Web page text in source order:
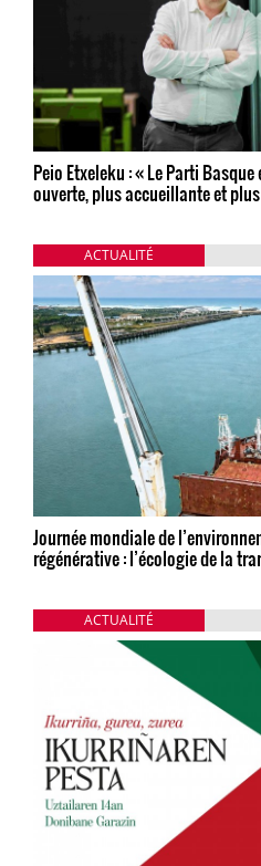
Peio Etxeleku : « Le Parti
ouverte, plus accueillante et
ACTUALITÉ
Journée mondiale de
régénérative : l’écologie de la
ACTUALITÉ